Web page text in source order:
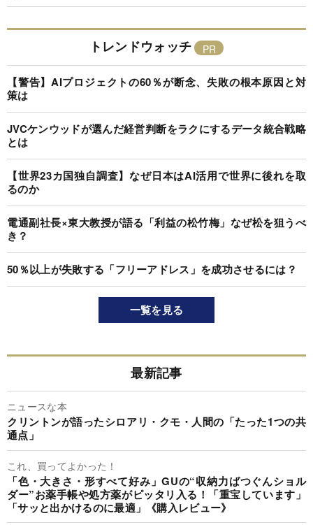
トレンドウォッチ
【警告】AIプロジェクトの60％が断念、失敗の根本原因と対
策は
JVCケンウッドが選んだ経営判断をラクにするデータ統合戦略
とは
【世界23カ国独自調査】なぜ日本はAI活用で世界に後れを取
るのか
電通副社長×東大教授が語る「利益の松竹梅」なぜ松を狙うべ
き？
50％以上が失敗する「フリーアドレス」を成功させるには？
一覧を見る
最新記事
ニュースな本
クリントンが語ったシロアリ・クモ・人間の「たった1つの共
通点」
これ、買ってよかった！
「色・大きさ・形すべて好み」GUの“収納力ばつぐんショル
ダー”お薬手帳や処方薬がピッタリ入る！「重宝しています」
「サッと出かけるのに最適」《購入レビュー》